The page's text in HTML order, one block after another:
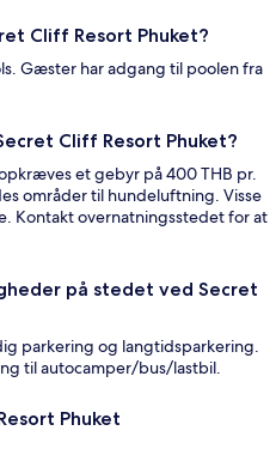
Cliff Resort Phuket?
Gæster har adgang til poolen fra
Cliff Resort Phuket?
et gebyr på 400 THB pr.
områder til hundeluftning. Visse
Kontakt overnatningsstedet for at
på stedet ved Secret
parkering og langtidsparkering.
til autocamper/bus/lastbil.
Phuket